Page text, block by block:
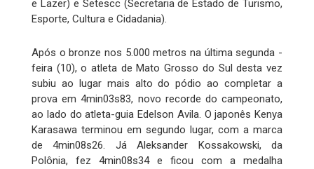
e Lazer) e Setescc (Secretaria de Estado de Turismo,
Esporte, Cultura e Cidadania).
Após o bronze nos 5.000 metros na última segunda -
feira (10), o atleta de Mato Grosso do Sul desta vez
subiu ao lugar mais alto do pódio ao completar a
prova em 4min03s83, novo recorde do campeonato,
ao lado do atleta-guia Edelson Avila. O japonês Kenya
Karasawa terminou em segundo lugar, com a marca
de 4min08s26. Já Aleksander Kossakowski, da
Polônia, fez 4min08s34 e ficou com a medalha